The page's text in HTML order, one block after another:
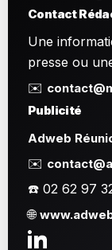
Contact
Une
presse ou
✉️
Publicité
Adweb
✉️
☎️ 02 62 97
🌐